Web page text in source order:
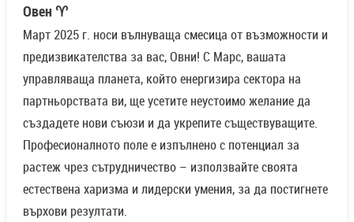
Овен ♈
Март 2025 г. носи вълнуваща смесица от възможности и
предизвикателства за вас, Овни! С Марс, вашата
управляваща планета, който енергизира сектора на
партньорствата ви, ще усетите неустоимо желание да
създадете нови съюзи и да укрепите съществуващите.
Професионалното поле е изпълнено с потенциал за
растеж чрез сътрудничество – използвайте своята
естествена харизма и лидерски умения, за да постигнете
върхови резултати.